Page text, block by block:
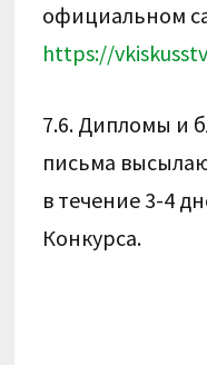
официальном
https://
7.6. Дипломы и
письма
в течение 3-4
Конкурса.